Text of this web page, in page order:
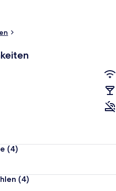
Fassade der Unterkunft
(4)
(4)